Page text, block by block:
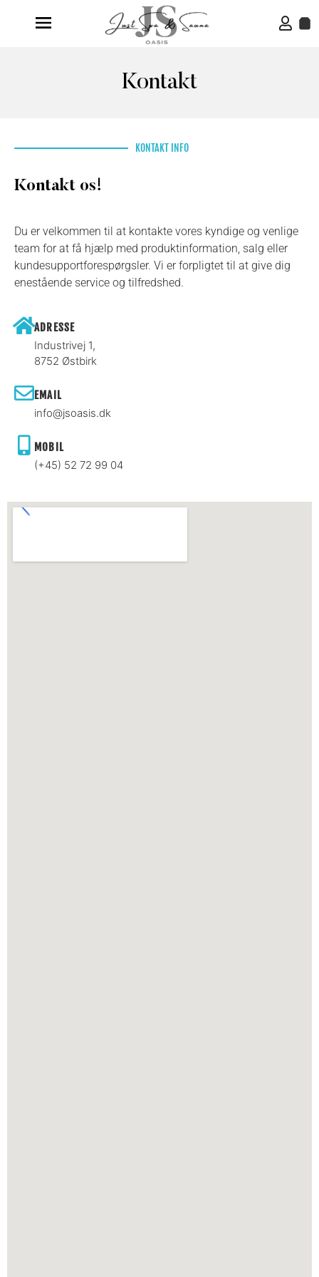
Kontakt
KONTAKT INFO
Kontakt os!
Du er velkommen til at kontakte vores kyndige og venlige
team for at få hjælp med produktinformation, salg eller
kundesupportforespørgsler. Vi er forpligtet til at give dig
enestående service og tilfredshed.
ADRESSE
Industrivej 1,
8752 Østbirk
EMAIL
info@jsoasis.dk
MOBIL
(+45) 52 72 99 04